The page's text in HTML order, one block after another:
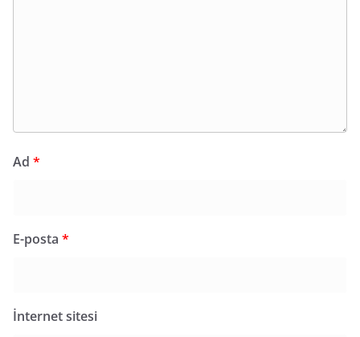
Ad *
E-posta *
İnternet sitesi